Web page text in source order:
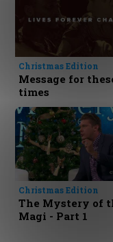
Christmas Edition
Message for
times
Christmas Edition
The Mystery of
Magi - Part 1